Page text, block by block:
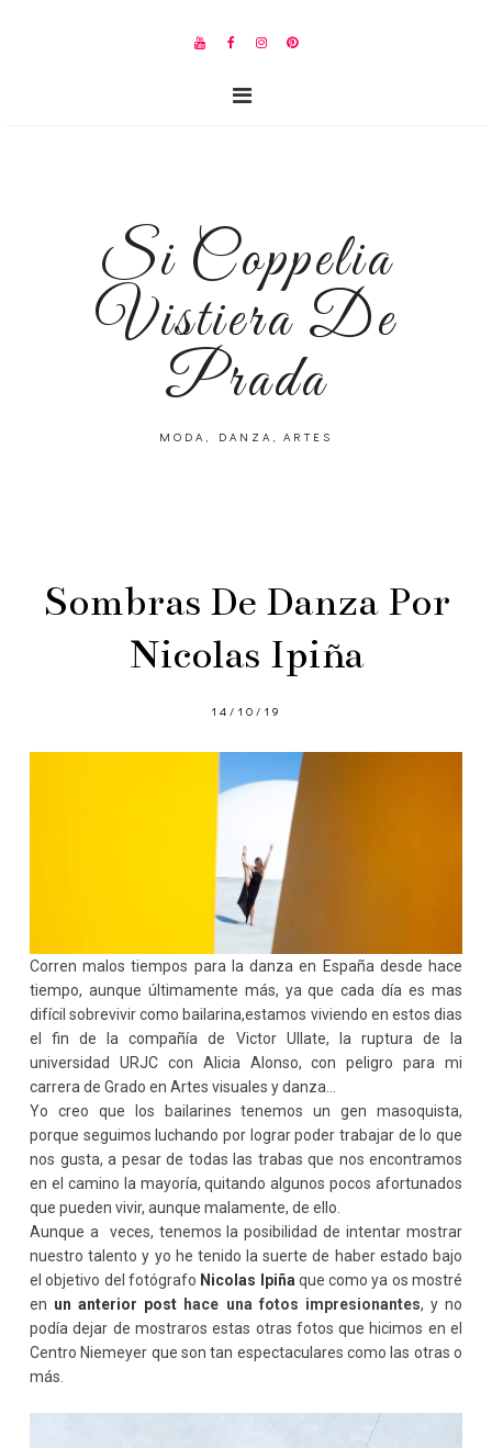
Si Coppelia
Vistiera De
Prada
MODA, DANZA, ARTES
Sombras De Danza Por
Nicolas Ipiña
14/10/19
Corren malos tiempos para la danza en España desde hace
tiempo, aunque últimamente más, ya que cada día es mas
difícil sobrevivir como bailarina,estamos viviendo en estos dias
el fin de la compañía de Victor Ullate, la ruptura de la
universidad URJC con Alicia Alonso, con peligro para mi
carrera de Grado en Artes visuales y danza...
Yo creo que los bailarines tenemos un gen masoquista,
porque seguimos luchando por lograr poder trabajar de lo que
nos gusta, a pesar de todas las trabas que nos encontramos
en el camino la mayoría, quitando algunos pocos afortunados
que pueden vivir, aunque malamente, de ello.
Aunque a veces, tenemos la posibilidad de intentar mostrar
nuestro talento y yo he tenido la suerte de haber estado bajo
el objetivo del fotógrafo Nicolas Ipiña que como ya os mostré
en un anterior post hace una fotos impresionantes, y no
podía dejar de mostraros estas otras fotos que hicimos en el
Centro Niemeyer que son tan espectaculares como las otras o
más.